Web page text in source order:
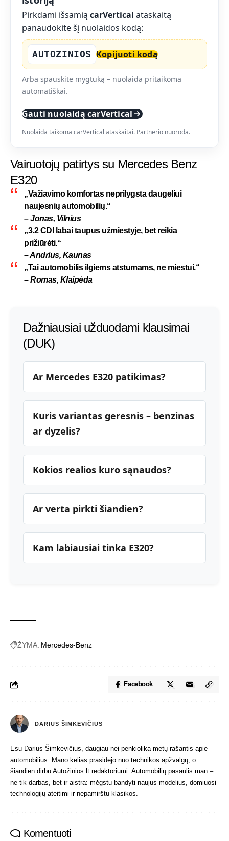
Pirkdami išsamią carVertical ataskaitą
panaudokite šį nuolaidos kodą:
AUTOZINIOS Kopijuoti kodą
Arba spauskite mygtuką – nuolaida pritaikoma
automatiškai.
Gauti nuolaidą carVertical
Nuolaida taikoma carVertical ataskaitai. Partnerio nuoroda.
Vairuotojų patirtys su Mercedes Benz
E320
„Važiavimo komfortas neprilygsta daugeliui
naujesnių automobilių.“
– Jonas, Vilnius
„3.2 CDI labai taupus užmiestyje, bet reikia
prižiūrėti.“
– Andrius, Kaunas
„Tai automobilis ilgiems atstumams, ne miestui.“
– Romas, Klaipėda
Dažniausiai užduodami klausimai
(DUK)
Ar Mercedes E320 patikimas?
Kuris variantas geresnis – benzinas
ar dyzelis?
Kokios realios kuro sąnaudos?
Ar verta pirkti šiandien?
Kam labiausiai tinka E320?
ŽYMA: Mercedes-Benz
Facebook
DARIUS ŠIMKEVIČIUS
Esu Darius Šimkevičius, daugiau nei penkiolika metų rašantis apie
automobilius. Mano kelias prasidėjo nuo technikos apžvalgų, o
šiandien dirbu Autožinios.lt redaktoriumi. Automobilių pasaulis man –
ne tik darbas, bet ir aistra: mėgstu bandyti naujus modelius, domiuosi
technologijų ateitimi ir nepamirštu klasikos.
Komentuoti